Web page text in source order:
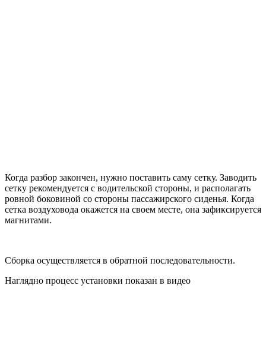
Когда разбор закончен, нужно поставить саму сетку. Заводить
сетку рекомендуется с водительской стороны, и располагать
ровной боковиной со стороны пассажирского сиденья. Когда
сетка воздуховода окажется на своем месте, она зафиксируется
магнитами.
Сборка осуществляется в обратной последовательности.
Наглядно процесс установки показан в видео